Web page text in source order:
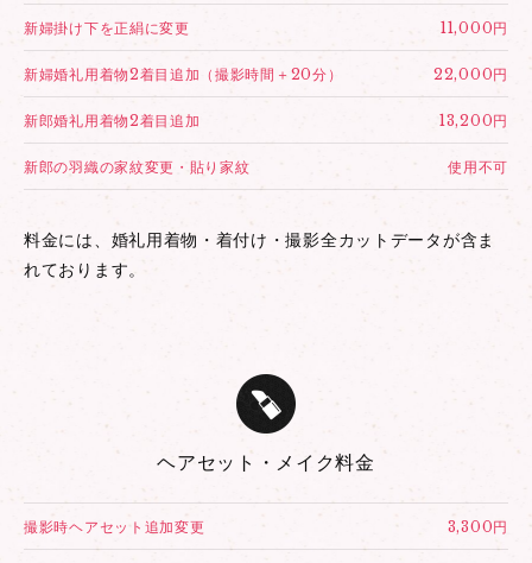
新婦掛け下を正絹に変更 11,000円
新婦婚礼用着物2着目追加（撮影時間＋20分） 22,000円
新郎婚礼用着物2着目追加 13,200円
新郎の羽織の家紋変更・貼り家紋 使用不可
料金には、婚礼用着物・着付け・撮影全カットデータが含ま
れております。
ヘアセット・メイク料金
撮影時ヘアセット追加変更 3,300円